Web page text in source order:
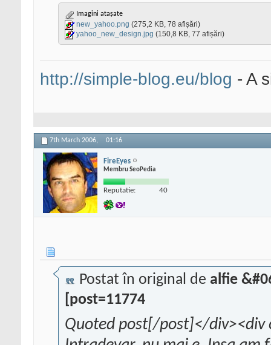
Imagini atașate
new_yahoo.png (275,2 KB, 78 afișări)
yahoo_new_design.jpg (150,8 KB, 77 afișări)
http://simple-blog.eu/blog - A
7th March 2006, 01:16
FireEyes
Membru SeoPedia
Reputatie: 40
Postat în original de alfie
[post=11774
Quoted post[/post]</div><div